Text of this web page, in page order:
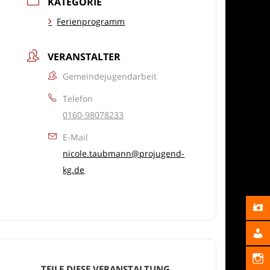
Ferienprogramm
VERANSTALTER
Gemeindejugendarbeit
Telefon
0160-98078233
E-Mail
nicole.taubmann@projugend-
kg.de